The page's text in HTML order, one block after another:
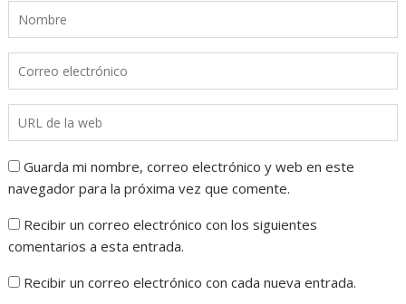
Guarda mi nombre, correo electrónico y web en este
navegador para la próxima vez que comente.
Recibir un correo electrónico con los siguientes
comentarios a esta entrada.
Recibir un correo electrónico con cada nueva entrada.